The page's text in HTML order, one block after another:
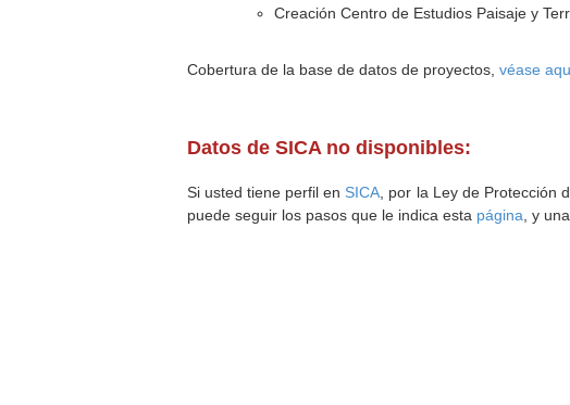
Creación Centro de Estudios Paisaje y
Cobertura de la base de datos de proyectos,véase
Datos de SICA no disponibles:
Si usted tiene perfil en SICA , por la Ley de
puede seguir los pasos que le indica esta página , y